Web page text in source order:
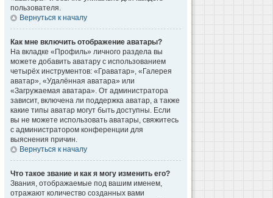
пользователя.
Вернуться к началу
Как мне включить отображение аватары?
На вкладке «Профиль» личного раздела вы
можете добавить аватару с использованием
четырёх инструментов: «Граватар», «Галерея
аватар», «Удалённая аватара» или
«Загружаемая аватара». От администратора
зависит, включена ли поддержка аватар, а также
какие типы аватар могут быть доступны. Если
вы не можете использовать аватары, свяжитесь
с администратором конференции для
выяснения причин.
Вернуться к началу
Что такое звание и как я могу изменить его?
Звания, отображаемые под вашим именем,
отражают количество созданных вами